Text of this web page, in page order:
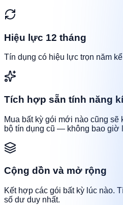
Hiệu lực 12 tháng
Tín dụng có hiệu lực trọn năm
Tích hợp sẵn tính năng
Mua bất kỳ gói mới nào cũng sẽ
bộ tín dụng cũ — không bao giờ
Cộng dồn và mở rộng
Kết hợp các gói bất kỳ lúc nào.
số dư duy nhất.